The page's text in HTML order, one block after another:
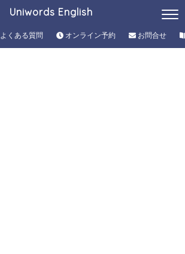
Uniwords English
よくある質問 オンライン予約 お問合せ